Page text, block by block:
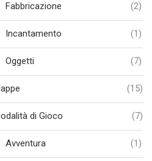
Fabbricazione (2)
Incantamento (1)
Oggetti (7)
(15)
di Gioco (7)
Avventura (1)